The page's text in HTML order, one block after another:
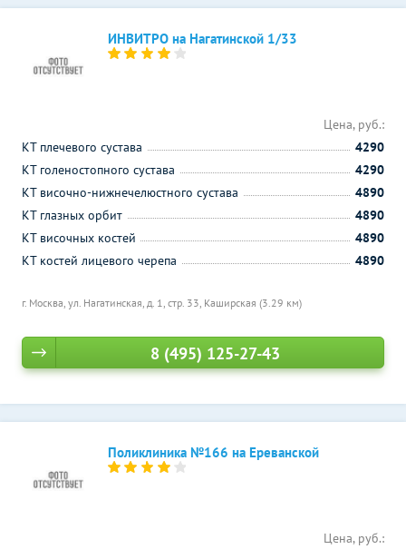
ИНВИТРО на Нагатинской 1/33
г. Москва, ул. Нагатинская, д. 1, стр. 33, Каширская (3.29 км)
Цена, руб.:
КТ плечевого сустава
4290
КТ голеностопного сустава
4290
КТ височно-нижнечелюстного сустава
4890
КТ глазных орбит
4890
КТ височных костей
4890
КТ костей лицевого черепа
4890
8 (495) 125-27-43
Поликлиника №166 на Ереванской
Цена, руб.: